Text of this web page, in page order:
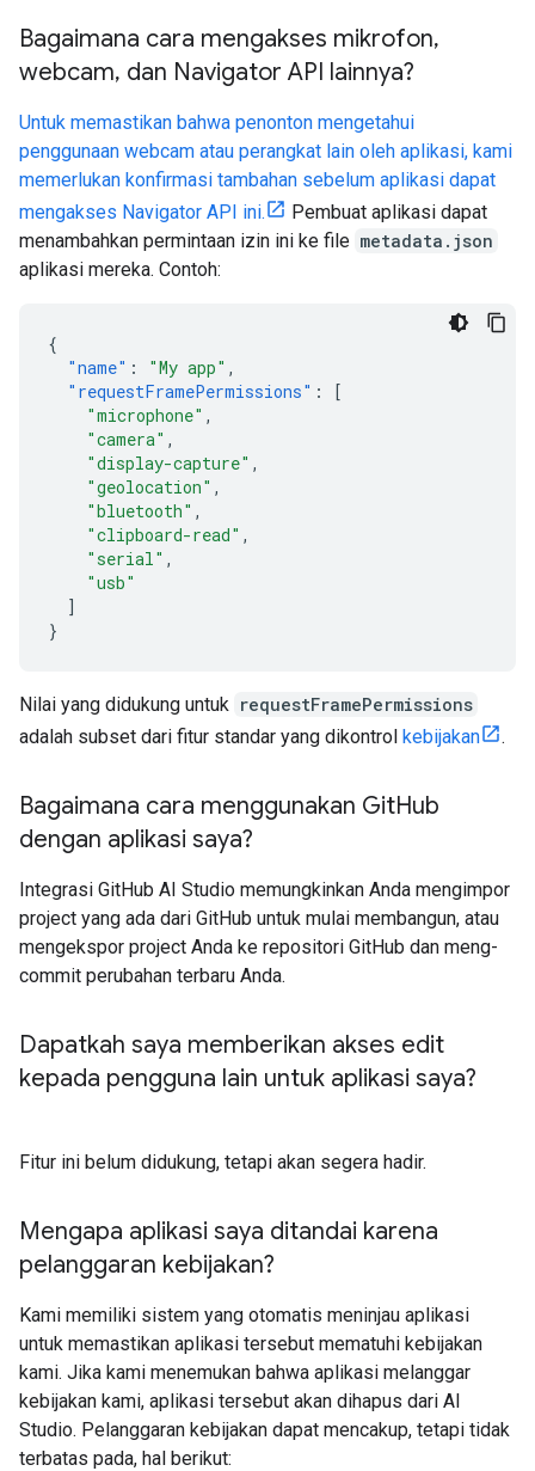
Bagaimana cara mengakses mikrofon,
webcam, dan Navigator API lainnya?
Untuk memastikan bahwa penonton mengetahui
penggunaan webcam atau perangkat lain oleh aplikasi, kami
memerlukan konfirmasi tambahan sebelum aplikasi dapat
mengakses Navigator API ini.
Pembuat aplikasi dapat
menambahkan permintaan izin ini ke file metadata.json
aplikasi mereka. Contoh:
{
"name" : "My app" ,
"requestFramePermissions" :
[
"microphone" ,
"camera" ,
"display-capture" ,
"geolocation" ,
"bluetooth" ,
"clipboard-read" ,
"serial" ,
"usb"
]
}
Nilai yang didukung untuk requestFramePermissions
adalah subset dari fitur standar yang dikontrol kebijakan .
Bagaimana cara menggunakan GitHub
dengan aplikasi saya?
Integrasi GitHub AI Studio memungkinkan Anda mengimpor
project yang ada dari GitHub untuk mulai membangun, atau
mengekspor project Anda ke repositori GitHub dan meng-
commit perubahan terbaru Anda.
Dapatkah saya memberikan akses edit
kepada pengguna lain untuk aplikasi saya?
Fitur ini belum didukung, tetapi akan segera hadir.
Mengapa aplikasi saya ditandai karena
pelanggaran kebijakan?
Kami memiliki sistem yang otomatis meninjau aplikasi
untuk memastikan aplikasi tersebut mematuhi kebijakan
kami. Jika kami menemukan bahwa aplikasi melanggar
kebijakan kami, aplikasi tersebut akan dihapus dari AI
Studio. Pelanggaran kebijakan dapat mencakup, tetapi tidak
terbatas pada, hal berikut: